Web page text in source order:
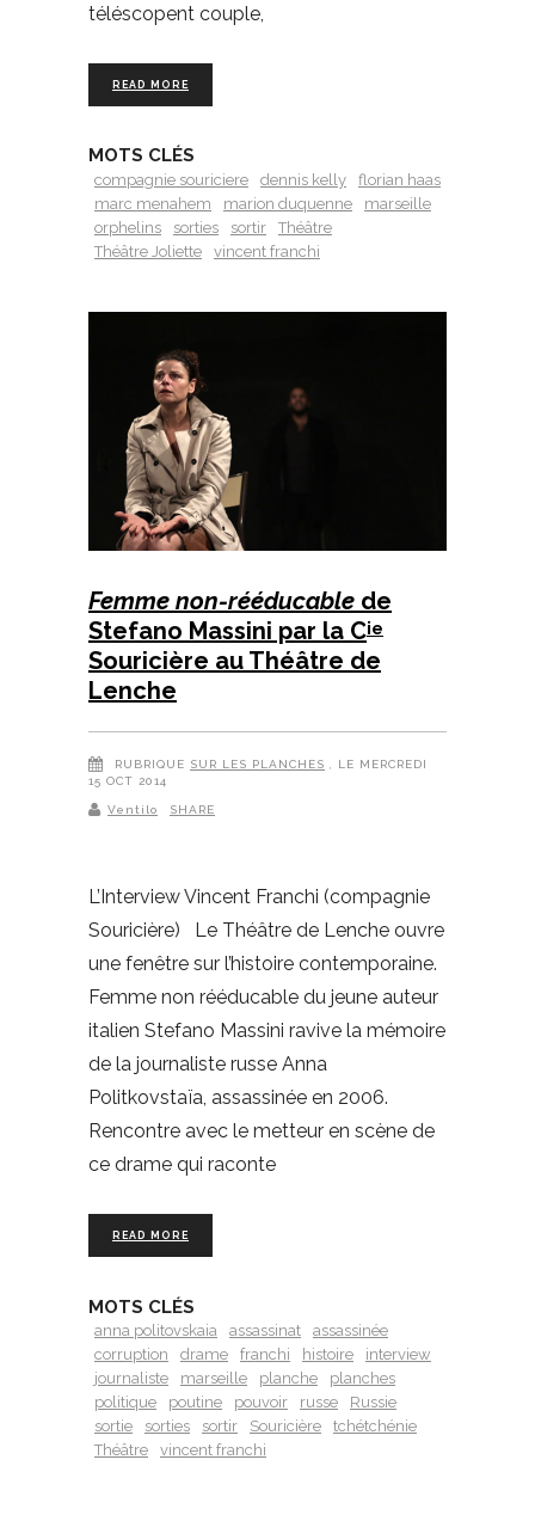
téléscopent couple,
READ MORE
MOTS CLÉS
compagnie souriciere dennis kelly
florian haas
marc menahem
marion duquenne
marseille
orphelins
sorties sortir
Théâtre
Théâtre Joliette
vincent franchi
Femme non-rééducable de
Stefano Massini par la Cie
Souricière au Théâtre de
Lenche
RUBRIQUE SUR LES PLANCHES
, LE MERCREDI
15 OCT 2014
Ventilo SHARE
L’Interview Vincent Franchi (compagnie
Souricière) Le Théâtre de Lenche ouvre
une fenêtre sur l’histoire contemporaine.
Femme non rééducable du jeune auteur
italien Stefano Massini ravive la mémoire
de la journaliste russe Anna
Politkovstaïa, assassinée en 2006.
Rencontre avec le metteur en scène de
ce drame qui raconte
READ MORE
MOTS CLÉS
anna politovskaia assassinat
assassinée
corruption
drame franchi histoire
interview
journaliste
marseille planche
planches
politique
poutine pouvoir russe
Russie
sortie
sorties sortir Souricière
tchétchénie
Théâtre
vincent franchi